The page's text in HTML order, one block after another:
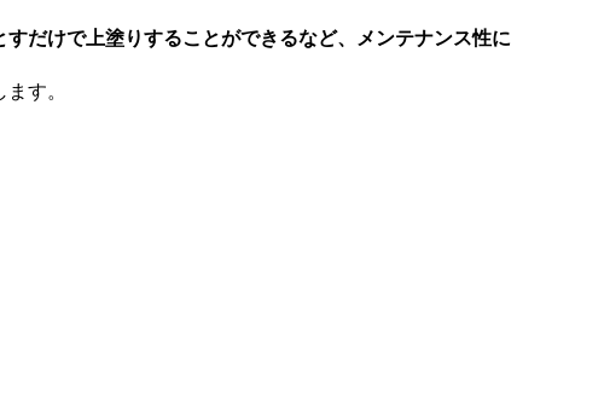
だけで上塗りすることができるなど、メンテナンス性に
す。